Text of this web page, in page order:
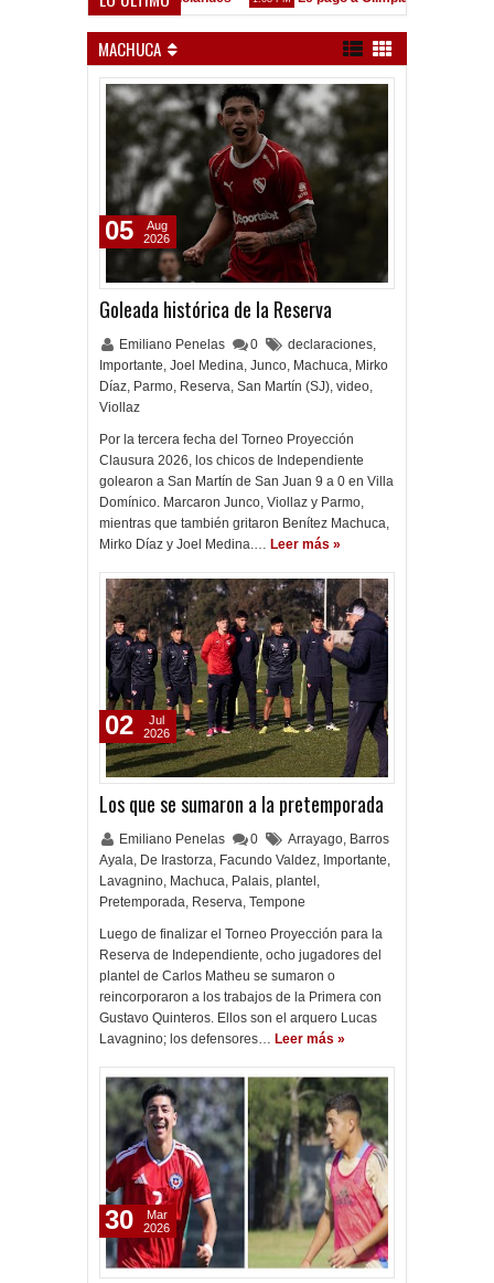
MACHUCA
Goleada histórica de la Reserva
Emiliano Penelas 0 declaraciones,
Importante, Joel Medina, Junco, Machuca, Mirko
Díaz, Parmo, Reserva, San Martín (SJ), video,
Viollaz
Por la tercera fecha del Torneo Proyección
Clausura 2026, los chicos de Independiente
golearon a San Martín de San Juan 9 a 0 en Villa
Domínico. Marcaron Junco, Viollaz y Parmo,
mientras que también gritaron Benítez Machuca,
Mirko Díaz y Joel Medina.… Leer más »
05
Aug
2026
Los que se sumaron a la pretemporada
Emiliano Penelas 0 Arrayago, Barros
Ayala, De Irastorza, Facundo Valdez, Importante,
Lavagnino, Machuca, Palais, plantel ,
Pretemporada, Reserva, Tempone
Luego de finalizar el Torneo Proyección para la
Reserva de Independiente, ocho jugadores del
plantel de Carlos Matheu se sumaron o
reincorporaron a los trabajos de la Primera con
Gustavo Quinteros. Ellos son el arquero Lucas
Lavagnino; los defensores… Leer más »
02
Jul
2026
30
Mar
2026